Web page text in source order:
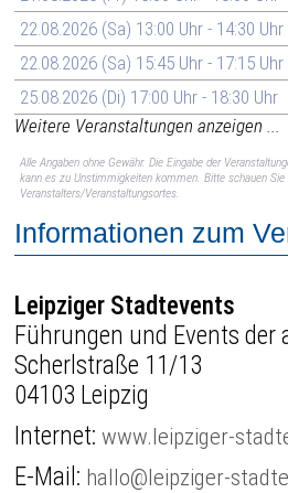
22.08.2026 (Sa) 13:00 Uhr - 14:30 Uhr
22.08.2026 (Sa) 15:45 Uhr - 17:15 Uhr
25.08.2026 (Di) 17:00 Uhr - 18:30 Uhr
Weitere Veranstaltungen anzeigen ...
Alle Angaben ohne Gewähr. Die Eingabe der
kann es zu Unstimmigkeiten kommen. Bitte schauen
Veranstalters/Veranstaltungsortes.
Informationen zum
Leipziger Stadtevents
Führungen und Events der
Scherlstraße 11/13
04103 Leipzig
Internet:www.leipziger-
E-Mail: hallo@leipziger-